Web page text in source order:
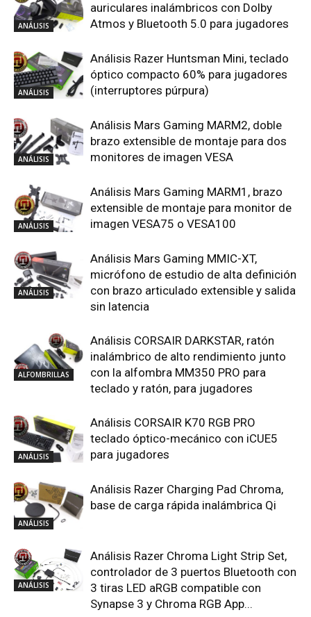
ANÁLISIS
auriculares inalámbricos con Dolby
Atmos y Bluetooth 5.0 para jugadores
ANÁLISIS
Análisis Razer Huntsman Mini, teclado
óptico compacto 60% para jugadores
(interruptores púrpura)
ANÁLISIS
Análisis Mars Gaming MARM2, doble
brazo extensible de montaje para dos
monitores de imagen VESA
ANÁLISIS
Análisis Mars Gaming MARM1, brazo
extensible de montaje para monitor de
imagen VESA75 o VESA100
ANÁLISIS
Análisis Mars Gaming MMIC-XT,
micrófono de estudio de alta definición
con brazo articulado extensible y salida
sin latencia
ALFOMBRILLAS
Análisis CORSAIR DARKSTAR, ratón
inalámbrico de alto rendimiento junto
con la alfombra MM350 PRO para
teclado y ratón, para jugadores
ANÁLISIS
Análisis CORSAIR K70 RGB PRO
teclado óptico-mecánico con iCUE5
para jugadores
ANÁLISIS
Análisis Razer Charging Pad Chroma,
base de carga rápida inalámbrica Qi
ANÁLISIS
Análisis Razer Chroma Light Strip Set,
controlador de 3 puertos Bluetooth con
3 tiras LED aRGB compatible con
Synapse 3 y Chroma RGB App...